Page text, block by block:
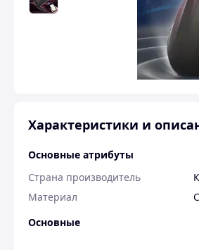
Характеристики и
Основные атрибуты
Страна производитель
Материал
Основные